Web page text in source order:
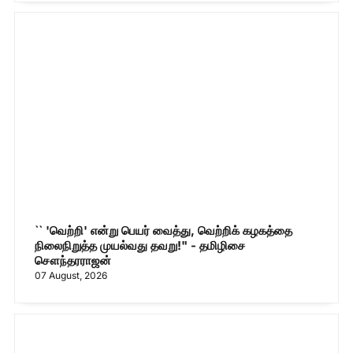
`` 'வெற்றி' என்று பெயர் வைத்து, வெற்றிக் கழகத்தை
நிலைநிறுத்த முயல்வது தவறு!" - தமிழிசை
சௌந்தரராஜன்
07 August, 2026